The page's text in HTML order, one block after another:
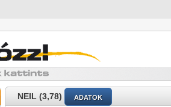
NEIL (3,78) ADATOK